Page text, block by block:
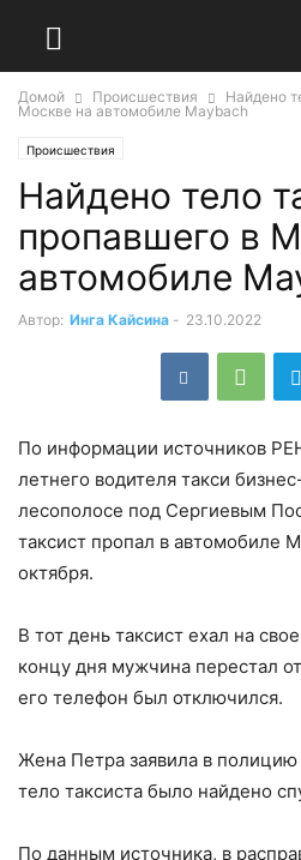
Домой Происшествия
Найдено
Москве на автомобиле Maybach
Происшествия
Найдено тело
пропавшего в
автомобиле
Автор: Инга Кайсина - 23.10.2022
По информации источников
летнего водителя такси
лесополосе под Сергиевым
таксист пропал в автомобиле
октября.
В тот день таксист ехал на
концу дня мужчина перестал
его телефон был отключился.
Жена Петра заявила в полицию
тело таксиста было найдено
По данным источника, в